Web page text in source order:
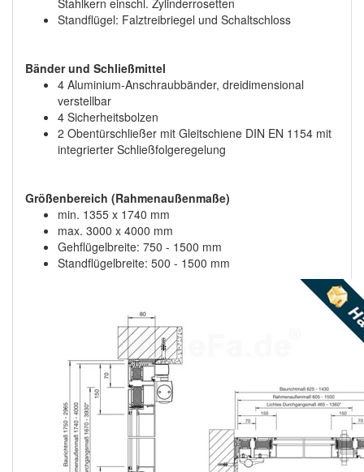
Standflügel: Falztreibriegel und Schaltschloss
Bänder und Schließmittel
4 Aluminium-Anschraubbänder, dreidimensional
verstellbar
4 Sicherheitsbolzen
2 Obentürschließer mit Gleitschiene DIN EN 1154 mit
integrierter Schließfolgeregelung
Größenbereich (Rahmenaußenmaße)
min. 1355 x 1740 mm
max. 3000 x 4000 mm
Gehflügelbreite: 750 - 1500 mm
Standflügelbreite: 500 - 1500 mm